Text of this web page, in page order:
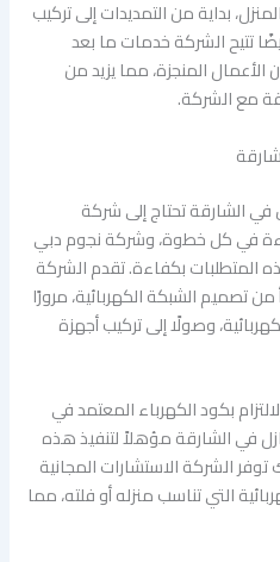
بداية من التمديدات إلى تركيب
تتيح الشركة خدمات ما بعد
الأعمال المنجزة، مما يزيد من
مع الشركة.
الشارقة تحتاج إلى شركة
في كل خطوة، وشركة نجوم دبي
المتطلبات بكفاءة. تقدم الشركة
تصميم الشبكة الكهربائية، مرورًا
وصولًا إلى تركيب أجهزة
بكود الكهرباء المعتمد في
في الشارقة مؤهلاً لتنفيذ هذه
الشركة الاستشارات المجانية
التي تناسب منزله أو فلته، مما